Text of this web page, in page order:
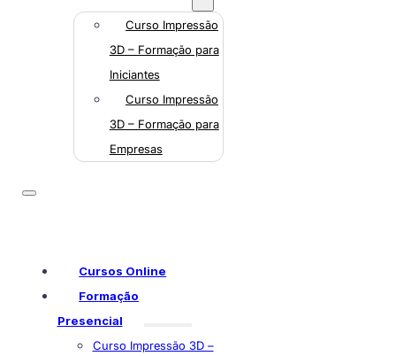
Curso Impressão
3D – Formação para
Iniciantes
Curso Impressão
3D – Formação para
Empresas
Cursos Online
Formação
Presencial
Curso Impressão 3D –